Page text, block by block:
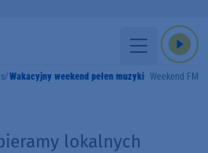
Wakacyjny weekend pełen muzyki Weekend FM
lokalnych